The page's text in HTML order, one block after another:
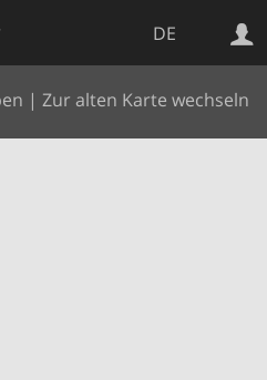
DE
| Zur alten Karte wechseln